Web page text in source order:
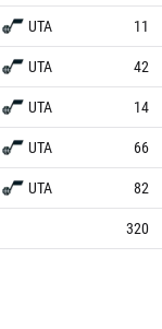
UTA 11
UTA 42
UTA 14
UTA 66
UTA 82
320